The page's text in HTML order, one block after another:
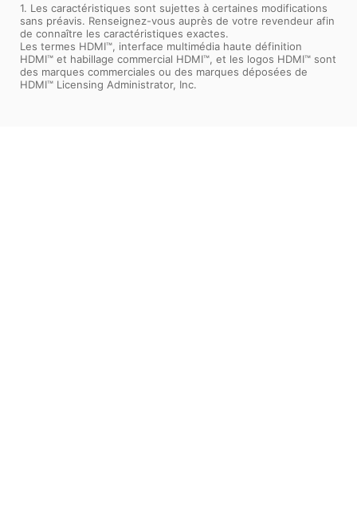
1. Les caractéristiques sont sujettes à certaines modifications
sans préavis. Renseignez-vous auprès de votre revendeur afin
de connaître les caractéristiques exactes.
Les termes HDMI™, interface multimédia haute définition
HDMI™ et habillage commercial HDMI™, et les logos HDMI™ sont
des marques commerciales ou des marques déposées de
HDMI™ Licensing Administrator, Inc.